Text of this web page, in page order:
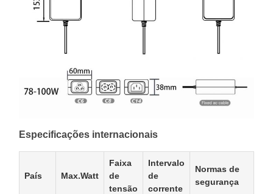
Especificações internacionais
País Max.Watt
Faixa
de
tensão
Intervalo
de
corrente
Normas de
segurança